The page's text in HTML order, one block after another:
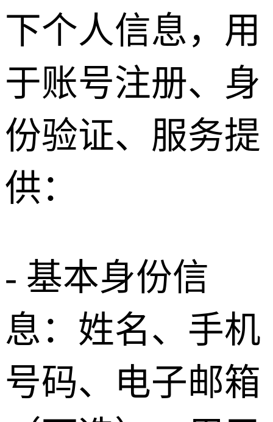
下个人信息，用
于账号注册、身
份验证、服务提
供：
- 基本身份信
息：姓名、手机
号码、电子邮箱